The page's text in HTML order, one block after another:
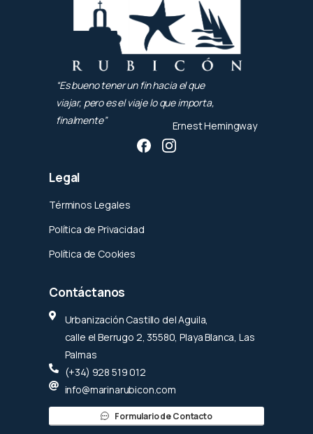
“Es bueno tener un fin hacia el que
viajar, pero es el viaje lo que importa,
finalmente”
Ernest Hemingway
Legal
Términos Legales
Política de Privacidad
Política de Cookies
Contáctanos
Urbanización Castillo del Aguila,
calle el Berrugo 2, 35580, Playa Blanca, Las
Palmas
(+34) 928 519 012
info@marinarubicon.com
Formulario de Contacto